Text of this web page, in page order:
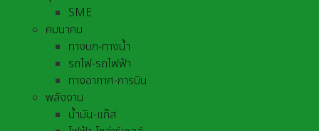
SME
คมนาคม
ทางบก-ทางน้ำ
รถไฟ-รถไฟฟ้า
ทางอากาศ-การบิน
พลังงาน
น้ำมัน-แก๊ส